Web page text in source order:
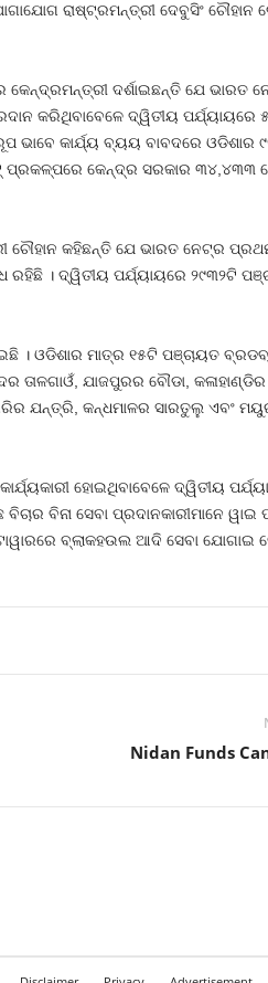
ରାଷ୍ଟ୍ରମନ୍ତ୍ରୀ ଦେବୁସିଂ ଚୌହାନ
ଦର୍ଶାଇଛନ୍ତି ଯେ ଭାରତ
କରିଥିବାବେଳେ ଦ୍ୱିତୀୟ ପର୍ଯ୍ୟାୟରେ
କାର୍ଯ୍ୟ ବ୍ୟୟ ବାବଦରେ ଓଡିଶାର
ପ୍ରକଳ୍ପରେ କେନ୍ଦ୍ର ସରକାର ୩୪,୪୩୩
ଚୌହାନ କହିଛନ୍ତି ଯେ ଭାରତ ନେଟ୍‍ର
ରହିଛି । ଦ୍ୱିତୀୟ ପର୍ଯ୍ୟାୟରେ ୨୯୩୨ଟି
। ଓଡିଶାର ମାତ୍ର ୧୫ଟି ପଞ୍ଚାୟତ
ତାଳଗାଓଁ, ଯାଜପୁରର ବୌଡା,
ଯନ୍ତ୍ରି, କନ୍ଧମାଳର ସାରତୁଲୁ ଏବଂ
ହୋଇଥିବାବେଳେ ଦ୍ୱିତୀୟ
ବିନା ସେବା ପ୍ରଦାନକାରୀମାନେ ୱାଇ
ବ୍ଲାକହଉଲ ଆଦି ସେବା ଯୋଗାଇ
Nidan Funds